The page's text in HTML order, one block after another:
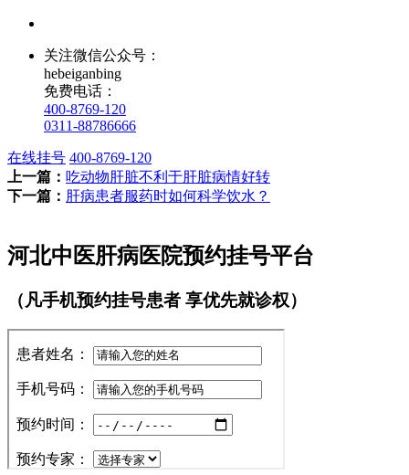
关注微信公众号：
hebeiganbing
免费电话：
400-8769-120
0311-88786666
在线挂号 400-8769-120
上一篇： 吃动物肝脏不利于肝脏病情好转
下一篇： 肝病患者服药时如何科学饮水？
河北中医肝病医院预约挂号平台
（凡手机预约挂号患者 享优先就诊权）